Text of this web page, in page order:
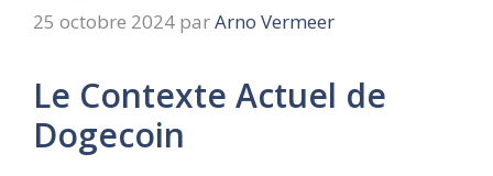
25 octobre 2024 parArno Vermeer
Le Contexte Actuel de
Dogecoin